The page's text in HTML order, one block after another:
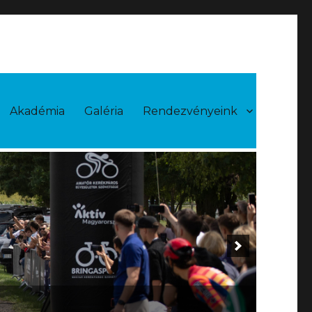
Akadémia Galéria Rendezvényeink